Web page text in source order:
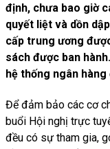
định, chưa bao giờ
quyết liệt và dồn
cấp trung ương
sách được ban
hệ thống ngân
Để đảm bảo các cơ
buổi Hội nghị trực
đều có sự tham gia,